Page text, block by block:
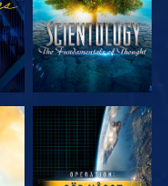
TITTA